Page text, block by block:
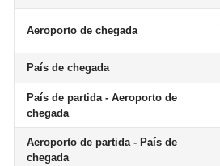
Aeroporto de chegada
País de chegada
País de partida - Aeroporto de
chegada
Aeroporto de partida - País de
chegada